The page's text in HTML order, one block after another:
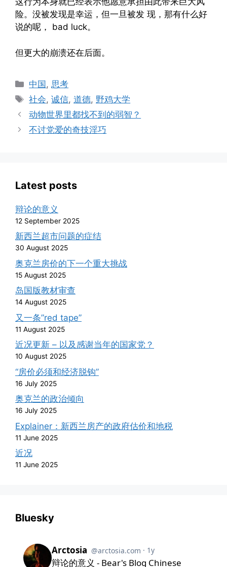
险。没被发现是幸运，但一旦被发 现，那有什么好
说的呢， bad luck。
但更大的崩溃还在后面。
Categories
中国, 思考
Tags
社会,诚信,道德, 野鸡大学
动物世界里都找不到的弱智？
不讨党爱的奇技淫巧
Latest posts
辩论的意义
12 September 2025
新西兰超市问题的症结
30 August 2025
奥克兰房价的下一个重大挑战
15 August 2025
岛国版教材审查
14 August 2025
又一条”red tape”
11 August 2025
近况更新 – 以及感谢当年的国家党？
10 August 2025
“房价必须和经济脱钩”
16 July 2025
奥克兰的政治倾向
16 July 2025
Explainer：新西兰房产的政府估价和地税
11 June 2025
近况
11 June 2025
Bluesky